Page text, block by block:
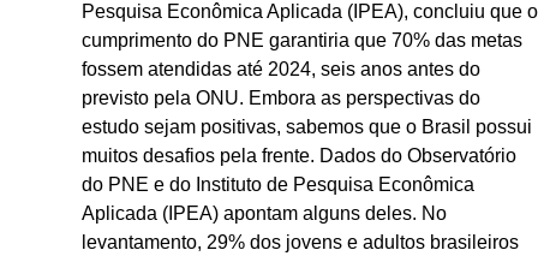
Pesquisa Econômica Aplicada (IPEA), concluiu que o
cumprimento do PNE garantiria que 70% das metas
fossem atendidas até 2024, seis anos antes do
previsto pela ONU. Embora as perspectivas do
estudo sejam positivas, sabemos que o Brasil possui
muitos desafios pela frente. Dados do Observatório
do PNE e do Instituto de Pesquisa Econômica
Aplicada (IPEA) apontam alguns deles. No
levantamento, 29% dos jovens e adultos brasileiros